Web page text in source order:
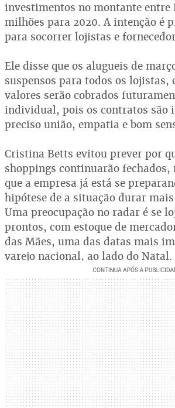
investimentos no montante entre
milhões para 2020. A intenção é
para socorrer lojistas e
Ele disse que os alugueis de
suspensos para todos os lojistas,
valores serão cobrados
individual, pois os contratos são
preciso união, empatia e bom
Cristina Betts evitou prever por
shoppings continuarão fechados,
que a empresa já está se
hipótese de a situação durar
Uma preocupação no radar é se
prontos, com estoque de
das Mães, uma das datas mais
varejo nacional, ao lado do Natal.